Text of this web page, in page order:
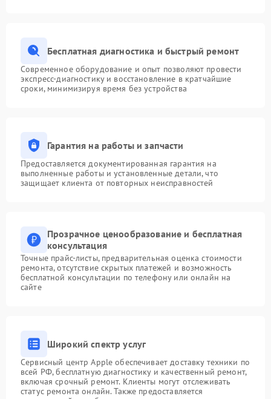
Бесплатная диагностика и быстрый ремонт
Современное оборудование и опыт позволяют провести
экспресс-диагностику и восстановление в кратчайшие
сроки, минимизируя время без устройства
Гарантия на работы и запчасти
Предоставляется документированная гарантия на
выполненные работы и установленные детали, что
защищает клиента от повторных неисправностей
Прозрачное ценообразование и бесплатная
консультация
Точные прайс-листы, предварительная оценка стоимости
ремонта, отсутствие скрытых платежей и возможность
бесплатной консультации по телефону или онлайн на
сайте
Широкий спектр услуг
Сервисный центр Apple обеспечивает доставку техники по
всей РФ, бесплатную диагностику и качественный ремонт,
включая срочный ремонт. Клиенты могут отслеживать
статус ремонта онлайн. Также предоставляется